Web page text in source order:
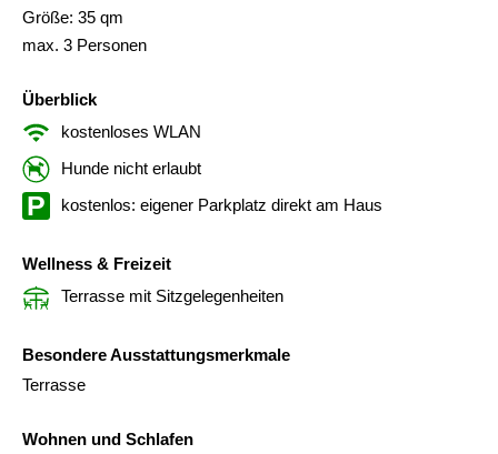
Größe: 35 qm
max. 3 Personen
Überblick
kostenloses WLAN
Hunde nicht erlaubt
kostenlos: eigener Parkplatz direkt am Haus
Wellness & Freizeit
Terrasse mit Sitzgelegenheiten
Besondere Ausstattungsmerkmale
Terrasse
Wohnen und Schlafen